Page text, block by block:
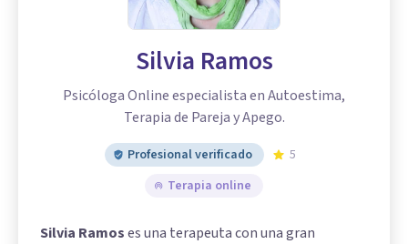
Silvia Ramos
Psicóloga Online especialista en Autoestima,
Terapia de Pareja y Apego.
Profesional verificado
5
Terapia online
Silvia Ramoses una terapeuta con una gran